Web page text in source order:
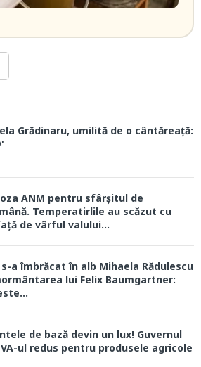
Grădinaru, umilită de o cântăreață:
ANM pentru sfârșitul de
Temperatirlile au scăzut cu
de vârful valului...
s-a îmbrăcat în alb Mihaela Rădulescu
lui Felix Baumgartner:
de bază devin un lux! Guvernul
ul redus pentru produsele agricole